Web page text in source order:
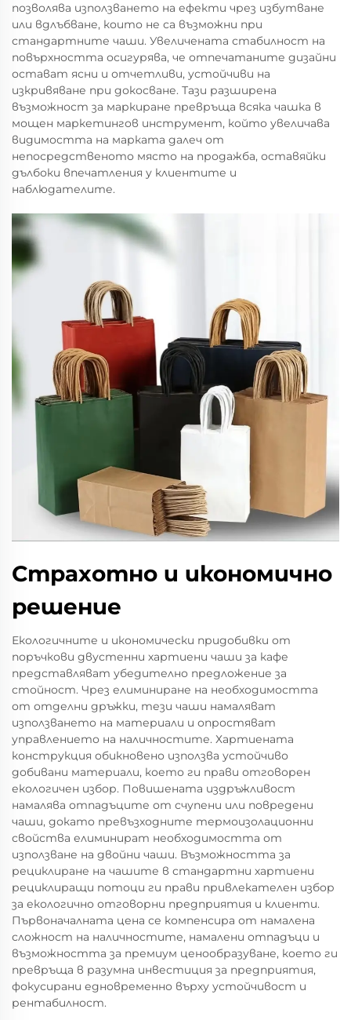
позволява използването на ефекти чрез избутване
или вдлъбване, които не са възможни при
стандартните чаши. Увеличената стабилност на
повърхността осигурява, че отпечатаните дизайни
остават ясни и отчетливи, устойчиви на
изкривяване при докосване. Тази разширена
възможност за маркиране превръща всяка чашка в
мощен маркетингов инструмент, който увеличава
видимостта на марката далеч от
непосредственото място на продажба, оставяйки
дълбоки впечатления у клиентите и
наблюдателите.
Страхотно и икономично
решение
Екологичните и икономически придобивки от
поръчкови двустенни хартиени чаши за кафе
представляват убедително предложение за
стойност. Чрез елиминиране на необходимостта
от отделни дръжки, тези чаши намаляват
използването на материали и опростяват
управлението на наличностите. Хартиената
конструкция обикновено използва устойчиво
добивани материали, което ги прави отговорен
екологичен избор. Повишената издръжливост
намалява отпадъците от счупени или повредени
чаши, докато превъзходните термоизолационни
свойства елиминират необходимостта от
използване на двойни чаши. Възможността за
рециклиране на чашите в стандартни хартиени
рециклиращи потоци ги прави привлекателен избор
за екологично отговорни предприятия и клиенти.
Първоначалната цена се компенсира от намалена
сложност на наличностите, намалени отпадъци и
възможността за премиум ценообразуване, което ги
превръща в разумна инвестиция за предприятия,
фокусирани едновременно върху устойчивост и
рентабилност.